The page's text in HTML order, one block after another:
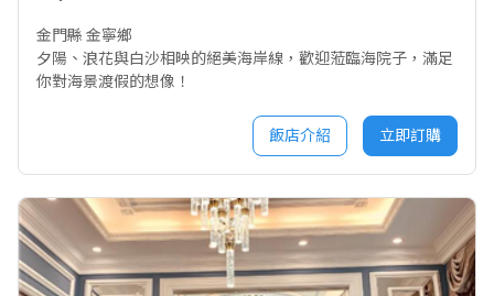
金門縣 金寧鄉
夕陽、浪花與白沙相映的絕美海岸線，歡迎蒞臨海院子，滿足
你對海景渡假的想像！
飯店介紹 立即訂購